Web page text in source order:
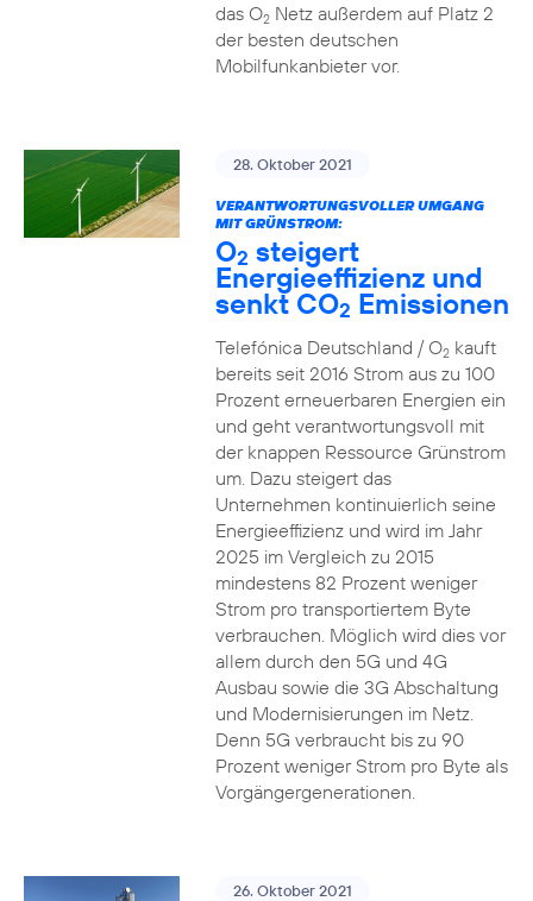
das O2Netz außerdem auf Platz 2
der besten deutschen
Mobilfunkanbieter vor.
28. Oktober 2021
VERANTWORTUNGSVOLLER UMGANG
MIT GRÜNSTROM:
O2 steigert
Energieeffizienz und
senkt CO2 Emissionen
Telefónica Deutschland / O2kauft
bereits seit 2016 Strom aus zu 100
Prozent erneuerbaren Energien ein
und geht verantwortungsvoll mit
der knappen Ressource Grünstrom
um. Dazu steigert das
Unternehmen kontinuierlich seine
Energieeffizienz und wird im Jahr
2025 im Vergleich zu 2015
mindestens 82 Prozent weniger
Strom pro transportiertem Byte
verbrauchen. Möglich wird dies vor
allem durch den 5G und 4G
Ausbau sowie die 3G Abschaltung
und Modernisierungen im Netz.
Denn 5G verbraucht bis zu 90
Prozent weniger Strom pro Byte als
Vorgängergenerationen.
26. Oktober 2021